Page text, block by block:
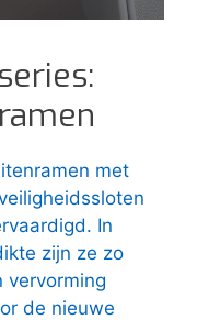
met
In
zijn ze zo
vervorming
de nieuwe